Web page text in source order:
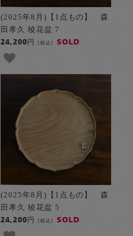
(2025年8月)【1点もの】 森
田孝久 稜花盆 7
24,200円 [税込] SOLD
(2025年8月)【1点もの】 森
田孝久 稜花盆 5
24,200円 [税込] SOLD